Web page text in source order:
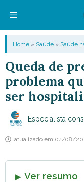
conteúdo
Menu
Home » Saúde » Saúde
Queda de
problema
ser
Especialista
atualizado em 04/08/
Ver resumo